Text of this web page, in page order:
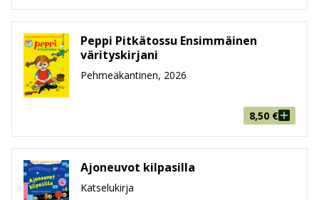
Peppi Pitkätossu Ensimmäinen
värityskirjani
Pehmeäkantinen, 2026
8,50 €
Ajoneuvot kilpasilla
Katselukirja